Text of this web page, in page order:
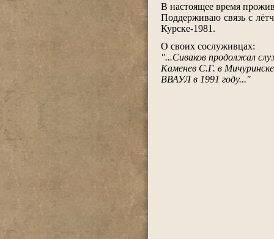
В настоящее время
Поддерживаю связь с
Курске-1981.
О своих сослуживцах:
"...Сиваков продолжал
Каменев С.Г. в
ВВАУЛ в 1991 году..."